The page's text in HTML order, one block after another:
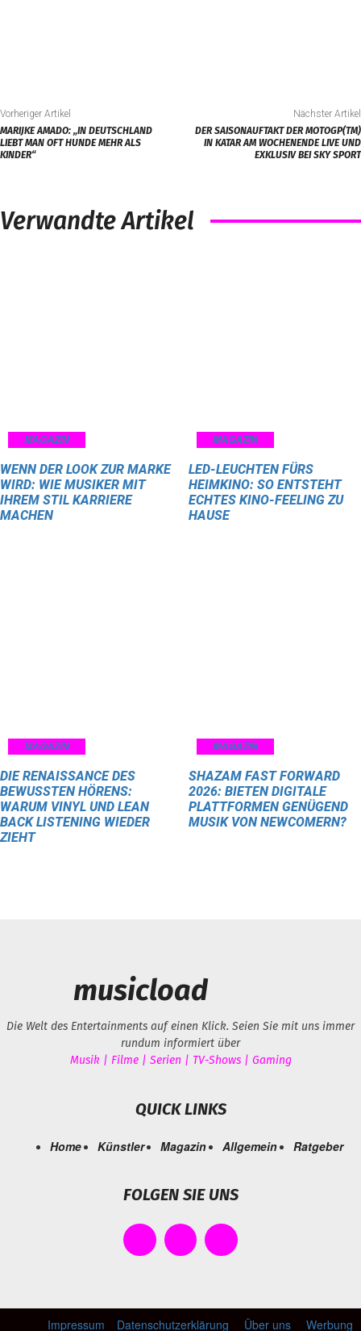
Vorheriger Artikel
MARIJKE AMADO: „IN DEUTSCHLAND
LIEBT MAN OFT HUNDE MEHR ALS
KINDER“
Nächster Artikel
DER SAISONAUFTAKT DER MOTOGP(TM)
IN KATAR AM WOCHENENDE LIVE UND
EXKLUSIV BEI SKY SPORT
Verwandte Artikel
MAGAZIN
WENN DER LOOK ZUR MARKE
WIRD: WIE MUSIKER MIT
IHREM STIL KARRIERE
MACHEN
MAGAZIN
LED-LEUCHTEN FÜRS
HEIMKINO: SO ENTSTEHT
ECHTES KINO-FEELING ZU
HAUSE
MAGAZIN
DIE RENAISSANCE DES
BEWUSSTEN HÖRENS:
WARUM VINYL UND LEAN
BACK LISTENING WIEDER
ZIEHT
MAGAZIN
SHAZAM FAST FORWARD
2026: BIETEN DIGITALE
PLATTFORMEN GENÜGEND
MUSIK VON NEWCOMERN?
musicload
Die Welt des Entertainments auf einen Klick. Seien Sie mit uns immer
rundum informiert über
Musik | Filme | Serien | TV-Shows | Gaming
QUICK LINKS
Home Künstler Magazin Allgemein Ratgeber
FOLGEN SIE UNS
Impressum Datenschutzerklärung Über uns Werbung